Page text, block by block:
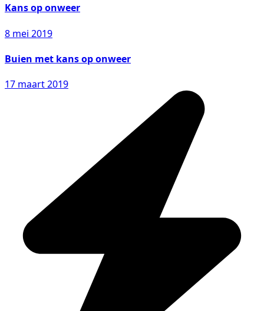
Kans op onweer
8 mei 2019
Buien met kans op onweer
17 maart 2019